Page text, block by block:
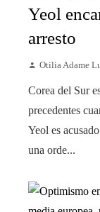
Yeol
arresto
Otilia Adame
Corea del Sur
precedentes
Yeol es
una orde...